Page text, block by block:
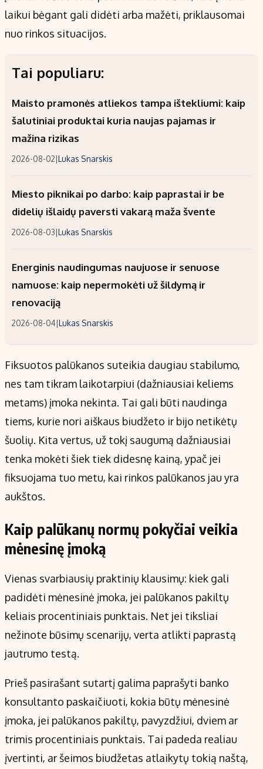
laikui bėgant gali didėti arba mažėti, priklausomai
nuo rinkos situacijos.
Tai populiaru:
Maisto pramonės atliekos tampa ištekliumi: kaip
šalutiniai produktai kuria naujas pajamas ir
mažina rizikas
2026-08-02|Lukas Snarskis
Miesto piknikai po darbo: kaip paprastai ir be
didelių išlaidų paversti vakarą maža švente
2026-08-03|Lukas Snarskis
Energinis naudingumas naujuose ir senuose
namuose: kaip nepermokėti už šildymą ir
renovaciją
2026-08-04|Lukas Snarskis
Fiksuotos palūkanos suteikia daugiau stabilumo,
nes tam tikram laikotarpiui (dažniausiai keliems
metams) įmoka nekinta. Tai gali būti naudinga
tiems, kurie nori aiškaus biudžeto ir bijo netikėtų
šuolių. Kita vertus, už tokį saugumą dažniausiai
tenka mokėti šiek tiek didesnę kainą, ypač jei
fiksuojama tuo metu, kai rinkos palūkanos jau yra
aukštos.
Kaip palūkanų normų pokyčiai veikia
mėnesinę įmoką
Vienas svarbiausių praktinių klausimų: kiek gali
padidėti mėnesinė įmoka, jei palūkanos pakiltų
keliais procentiniais punktais. Net jei tiksliai
nežinote būsimų scenarijų, verta atlikti paprastą
jautrumo testą.
Prieš pasirašant sutartį galima paprašyti banko
konsultanto paskaičiuoti, kokia būtų mėnesinė
įmoka, jei palūkanos pakiltų, pavyzdžiui, dviem ar
trimis procentiniais punktais. Tai padeda realiau
įvertinti, ar šeimos biudžetas atlaikytų tokią naštą,